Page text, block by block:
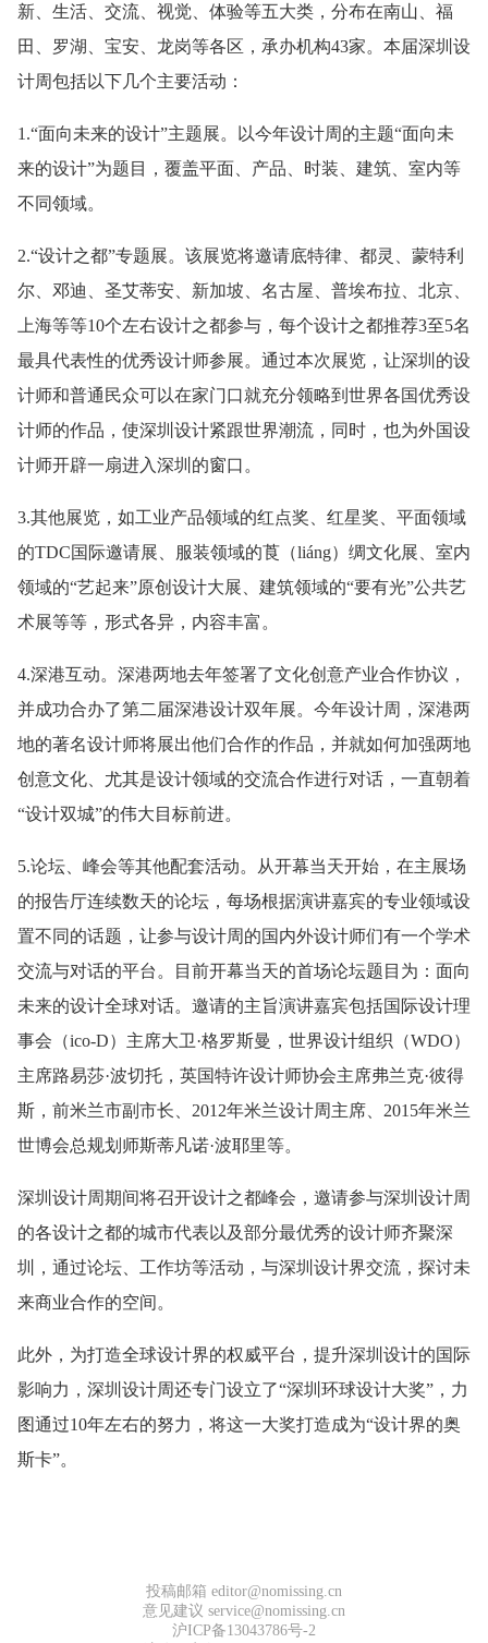
新、生活、交流、视觉、体验等五大类，分布在南山、福
田、罗湖、宝安、龙岗等各区，承办机构43家。本届深圳设
计周包括以下几个主要活动：
1.“面向未来的设计”主题展。以今年设计周的主题“面向未
来的设计”为题目，覆盖平面、产品、时装、建筑、室内等
不同领域。
2.“设计之都”专题展。该展览将邀请底特律、都灵、蒙特利
尔、邓迪、圣艾蒂安、新加坡、名古屋、普埃布拉、北京、
上海等等10个左右设计之都参与，每个设计之都推荐3至5名
最具代表性的优秀设计师参展。通过本次展览，让深圳的设
计师和普通民众可以在家门口就充分领略到世界各国优秀设
计师的作品，使深圳设计紧跟世界潮流，同时，也为外国设
计师开辟一扇进入深圳的窗口。
3.其他展览，如工业产品领域的红点奖、红星奖、平面领域
的TDC国际邀请展、服装领域的莨（liáng）绸文化展、室内
领域的“艺起来”原创设计大展、建筑领域的“要有光”公共艺
术展等等，形式各异，内容丰富。
4.深港互动。深港两地去年签署了文化创意产业合作协议，
并成功合办了第二届深港设计双年展。今年设计周，深港两
地的著名设计师将展出他们合作的作品，并就如何加强两地
创意文化、尤其是设计领域的交流合作进行对话，一直朝着
“设计双城”的伟大目标前进。
5.论坛、峰会等其他配套活动。从开幕当天开始，在主展场
的报告厅连续数天的论坛，每场根据演讲嘉宾的专业领域设
置不同的话题，让参与设计周的国内外设计师们有一个学术
交流与对话的平台。目前开幕当天的首场论坛题目为：面向
未来的设计全球对话。邀请的主旨演讲嘉宾包括国际设计理
事会（ico-D）主席大卫·格罗斯曼，世界设计组织（WDO）
主席路易莎·波切托，英国特许设计师协会主席弗兰克·彼得
斯，前米兰市副市长、2012年米兰设计周主席、2015年米兰
世博会总规划师斯蒂凡诺·波耶里等。
深圳设计周期间将召开设计之都峰会，邀请参与深圳设计周
的各设计之都的城市代表以及部分最优秀的设计师齐聚深
圳，通过论坛、工作坊等活动，与深圳设计界交流，探讨未
来商业合作的空间。
此外，为打造全球设计界的权威平台，提升深圳设计的国际
影响力，深圳设计周还专门设立了“深圳环球设计大奖”，力
图通过10年左右的努力，将这一大奖打造成为“设计界的奥
斯卡”。
投稿邮箱 editor@nomissing.cn
意见建议 service@nomissing.cn
沪ICP备13043786号-2